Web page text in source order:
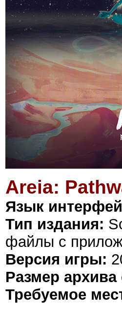
Areia:
Язык
Тип издания:
файлы с
Версия игры:
Размер архива
Требуемое